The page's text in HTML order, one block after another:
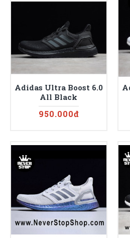
Adidas Ultra Boost 6.0
All Black
950.000đ